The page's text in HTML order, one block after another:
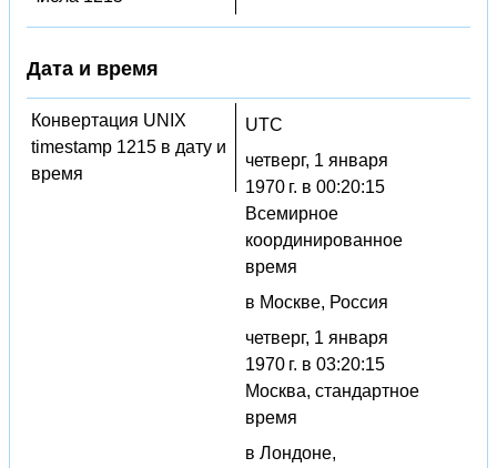
Дата и время
Конвертация UNIX
timestamp 1215 в дату и
время
UTC
четверг, 1 января
1970 г. в 00:20:15
Всемирное
координированное
время
в Москве, Россия
четверг, 1 января
1970 г. в 03:20:15
Москва, стандартное
время
в Лондоне,